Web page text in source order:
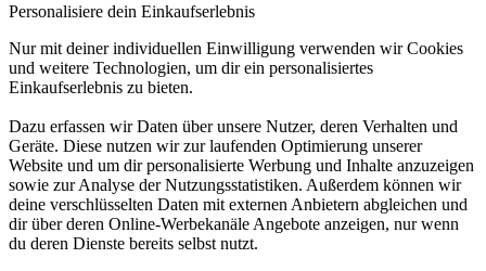
Personalisiere dein Einkaufserlebnis
Nur mit deiner individuellen Einwilligung verwenden wir Cookies
und weitere Technologien, um dir ein personalisiertes
Einkaufserlebnis zu bieten.
Dazu erfassen wir Daten über unsere Nutzer, deren Verhalten und
Geräte. Diese nutzen wir zur laufenden Optimierung unserer
Website und um dir personalisierte Werbung und Inhalte anzuzeigen
sowie zur Analyse der Nutzungsstatistiken. Außerdem können wir
deine verschlüsselten Daten mit externen Anbietern abgleichen und
dir über deren Online-Werbekanäle Angebote anzeigen, nur wenn
du deren Dienste bereits selbst nutzt.